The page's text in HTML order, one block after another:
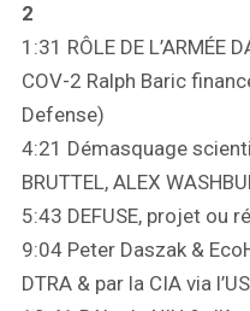
2
1:31 RÔLE DE L’ARMÉE
COV-2 Ralph Baric
Defense)
4:21 Démasquage
BRUTTEL, ALEX
5:43 DEFUSE, projet ou
9:04 Peter Daszak &
DTRA & par la CIA via